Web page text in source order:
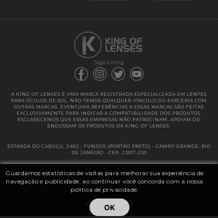
Guardamos estatísticas de visitas para melhorar sua experiência de
navegação e publicidade, ao continuar você concorda com a nossa
política de privacidade.
OK
Siga a King:
A KING OF LENSES É UMA MARCA REGISTRADA ESPECIALIZADA EM LENTES
PARA ÓCULOS DE SOL. NÃO TEMOS QUALQUER VÍNCULO OU PARCERIA COM
OUTRAS MARCAS. EVENTUAIS REFERÊNCIAS A ESSAS MARCAS SÃO FEITAS
EXCLUSIVAMENTE PARA INDICAR A COMPATIBILIDADE DOS PRODUTOS.
ESCLARECEMOS QUE ESSAS EMPRESAS NÃO PATROCINAM, APOIAM OU
ENDOSSAM OS PRODUTOS DA KING OF LENSES.
ESTRADA DO CABUÇU, 2463 - FUNDOS (PORTÃO PRETO) - CAMPO GRANDE, RIO
DE JANEIRO - CEP: 23017-250
@ 2025 | KING OF LENSES - KING OF IMPORTAÇÃO E DISTRIBUIÇÃO DE
LENTES LTDA ME | CNPJ: 13.682.533 / 0001-42